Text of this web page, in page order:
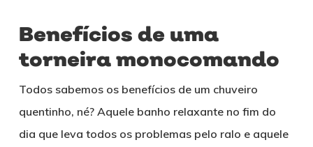
Benefícios de uma
torneira monocomando
Todos sabemos os benefícios de um chuveiro
quentinho, né? Aquele banho relaxante no fim do
dia que leva todos os problemas pelo ralo e aquele